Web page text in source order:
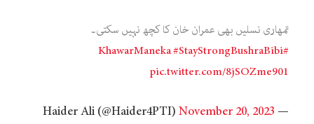
تمھاری نسلیں بھی عمران خان کا کچھ نہیں سکتی۔
#KhawarManeka
#StayStrongBushraBibi
pic.twitter.com/8jSOZme901
— Haider Ali (@Haider4PTI)
November 20, 2023